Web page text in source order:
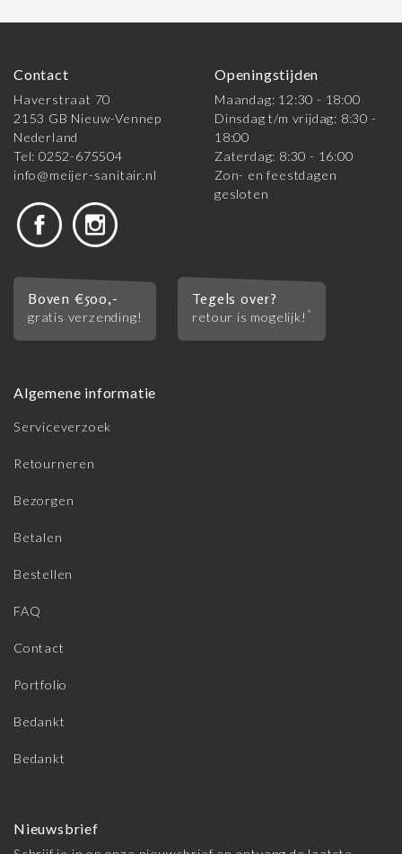
Contact
Haverstraat 70
2153 GB Nieuw-Vennep
Nederland
Tel: 0252-675504
info@meijer-sanitair.nl
Openingstijden
Maandag: 12:30 - 18:00
Dinsdag t/m vrijdag: 8:30 -
18:00
Zaterdag: 8:30 - 16:00
Zon- en feestdagen
gesloten
Boven €500,-
gratis verzending!
Tegels over?
retour is mogelijk! *
Algemene informatie
Serviceverzoek
Retourneren
Bezorgen
Betalen
Bestellen
FAQ
Contact
Portfolio
Bedankt
Bedankt
Nieuwsbrief